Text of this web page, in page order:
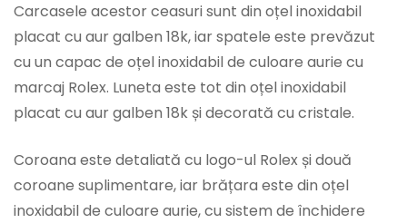
Carcasele acestor ceasuri sunt din oțel inoxidabil
placat cu aur galben 18k, iar spatele este prevăzut
cu un capac de oțel inoxidabil de culoare aurie cu
marcaj Rolex. Luneta este tot din oțel inoxidabil
placat cu aur galben 18k și decorată cu cristale.
Coroana este detaliată cu logo-ul Rolex și două
coroane suplimentare, iar brățara este din oțel
inoxidabil de culoare aurie, cu sistem de închidere